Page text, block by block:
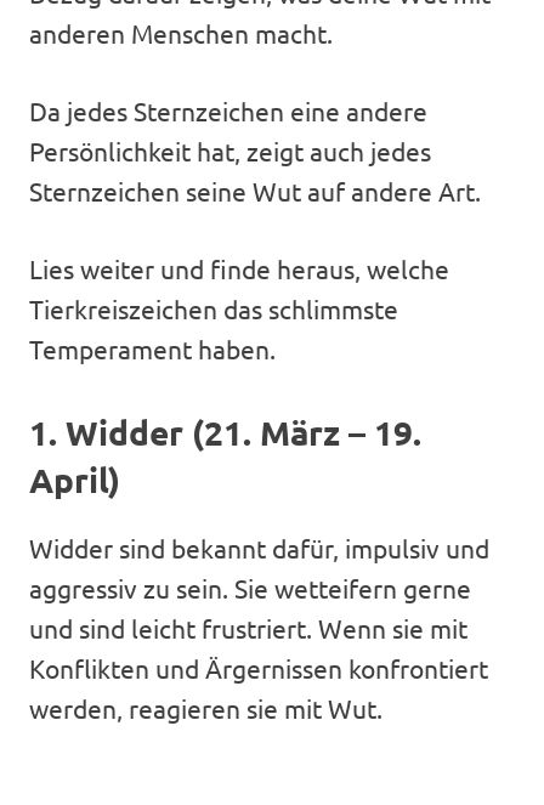
anderen Menschen macht.
Da jedes Sternzeichen eine andere
Persönlichkeit hat, zeigt auch jedes
Sternzeichen seine Wut auf andere Art.
Lies weiter und finde heraus, welche
Tierkreiszeichen das schlimmste
Temperament haben.
1. Widder (21. März – 19.
April)
Widder sind bekannt dafür, impulsiv und
aggressiv zu sein. Sie wetteifern gerne
und sind leicht frustriert. Wenn sie mit
Konflikten und Ärgernissen konfrontiert
werden, reagieren sie mit Wut.